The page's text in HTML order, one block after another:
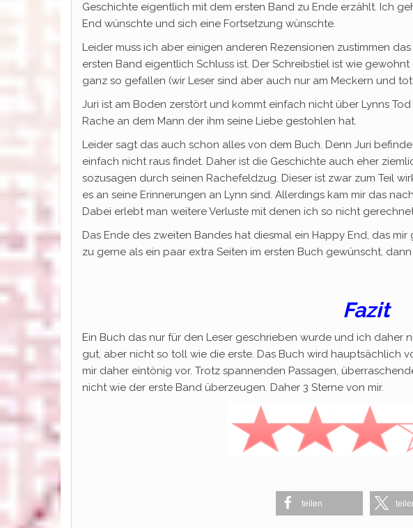
Geschichte eigentlich mit dem ersten Band zu Ende erzählt. Ich
End wünschte und sich eine Fortsetzung wünschte.
Leider muss ich aber einigen anderen Rezensionen zustimmen
ersten Band eigentlich Schluss ist. Der Schreibstiel ist wie
ganz so gefallen (wir Leser sind aber auch nur am Meckern und
Juri ist am Boden zerstört und kommt einfach nicht über Lynns
Rache an dem Mann der ihm seine Liebe gestohlen hat.
Leider sagt das auch schon alles von dem Buch. Denn Juri
einfach nicht raus findet. Daher ist die Geschichte auch eher
sozusagen durch seinen Rachefeldzug. Dieser ist zwar zum Teil
es an seine Erinnerungen an Lynn sind. Allerdings kam mir das
Dabei erlebt man weitere Verluste mit denen ich so nicht
Das Ende des zweiten Bandes hat diesmal ein Happy End, das
zu gerne als ein paar extra Seiten im ersten Buch gewünscht,
Fazit
Ein Buch das nur für den Leser geschrieben wurde und ich daher
gut, aber nicht so toll wie die erste. Das Buch wird hauptsächlich
mir daher eintönig vor. Trotz spannenden Passagen,
nicht wie der erste Band überzeugen. Daher 3 Sterne von mir.
teilen